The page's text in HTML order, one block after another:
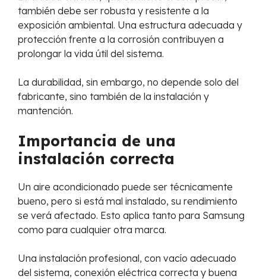
también debe ser robusta y resistente a la
exposición ambiental. Una estructura adecuada y
protección frente a la corrosión contribuyen a
prolongar la vida útil del sistema.
La durabilidad, sin embargo, no depende solo del
fabricante, sino también de la instalación y
mantención.
Importancia de una
instalación correcta
Un aire acondicionado puede ser técnicamente
bueno, pero si está mal instalado, su rendimiento
se verá afectado. Esto aplica tanto para Samsung
como para cualquier otra marca.
Una instalación profesional, con vacío adecuado
del sistema, conexión eléctrica correcta y buena